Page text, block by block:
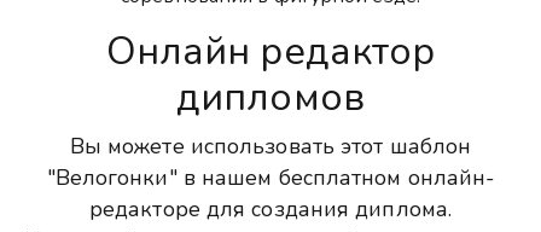
Онлайн редактор
дипломов
Вы можете использовать этот шаблон
"Велогонки" в нашем бесплатном онлайн-
редакторе для создания диплома.